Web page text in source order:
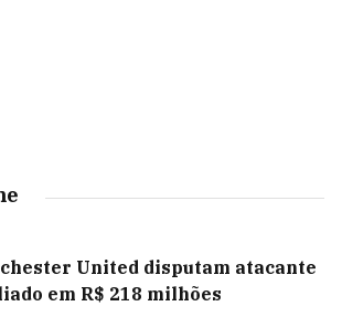
United disputam atacante
em R$ 218 milhões